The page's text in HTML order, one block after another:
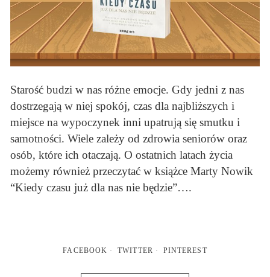
Starość budzi w nas różne emocje. Gdy jedni z nas
dostrzegają w niej spokój, czas dla najbliższych i
miejsce na wypoczynek inni upatrują się smutku i
samotności. Wiele zależy od zdrowia seniorów oraz
osób, które ich otaczają. O ostatnich latach życia
możemy również przeczytać w książce Marty Nowik
“Kiedy czasu już dla nas nie będzie”….
FACEBOOK TWITTER PINTEREST